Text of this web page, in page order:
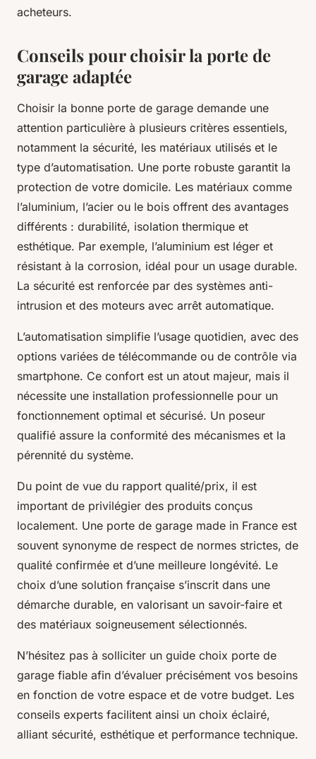
acheteurs.
Conseils pour choisir la porte de
garage adaptée
Choisir la bonne porte de garage demande une
attention particulière à plusieurs critères essentiels,
notamment la sécurité, les matériaux utilisés et le
type d’automatisation. Une porte robuste garantit la
protection de votre domicile. Les matériaux comme
l’aluminium, l’acier ou le bois offrent des avantages
différents : durabilité, isolation thermique et
esthétique. Par exemple, l’aluminium est léger et
résistant à la corrosion, idéal pour un usage durable.
La sécurité est renforcée par des systèmes anti-
intrusion et des moteurs avec arrêt automatique.
L’automatisation simplifie l’usage quotidien, avec des
options variées de télécommande ou de contrôle via
smartphone. Ce confort est un atout majeur, mais il
nécessite une installation professionnelle pour un
fonctionnement optimal et sécurisé. Un poseur
qualifié assure la conformité des mécanismes et la
pérennité du système.
Du point de vue du rapport qualité/prix, il est
important de privilégier des produits conçus
localement. Une porte de garage made in France est
souvent synonyme de respect de normes strictes, de
qualité confirmée et d’une meilleure longévité. Le
choix d’une solution française s’inscrit dans une
démarche durable, en valorisant un savoir-faire et
des matériaux soigneusement sélectionnés.
N’hésitez pas à solliciter un guide choix porte de
garage fiable afin d’évaluer précisément vos besoins
en fonction de votre espace et de votre budget. Les
conseils experts facilitent ainsi un choix éclairé,
alliant sécurité, esthétique et performance technique.